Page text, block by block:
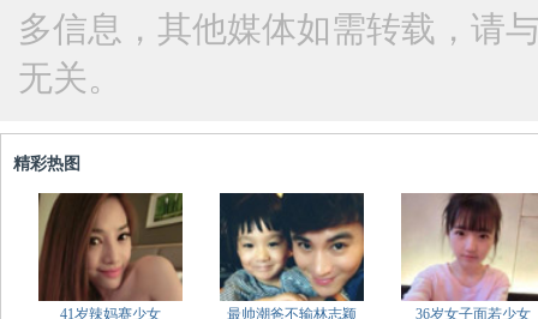
多信息，其他媒体如需转载，请
无关。
精彩热图
41岁辣妈赛少女 最帅潮爸不输林志颖 36岁女子面若少女